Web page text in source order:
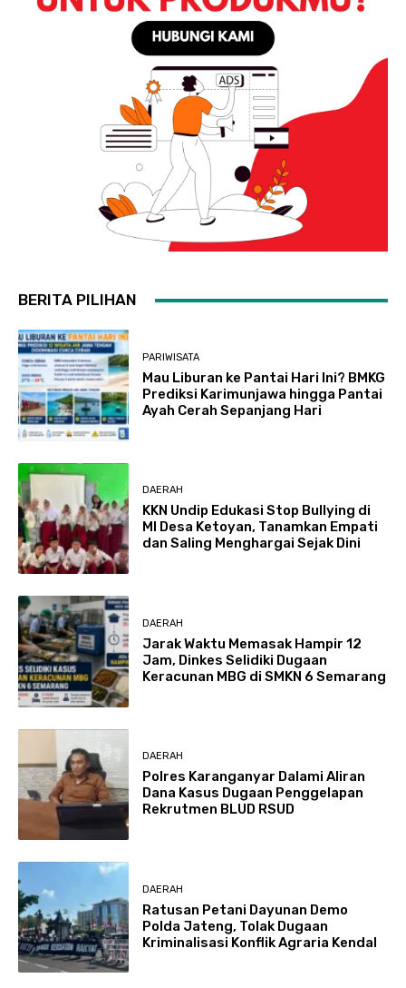
BERITA PILIHAN
PARIWISATA
Mau Liburan ke Pantai Hari Ini? BMKG
Prediksi Karimunjawa hingga Pantai
Ayah Cerah Sepanjang Hari
DAERAH
KKN Undip Edukasi Stop Bullying di
MI Desa Ketoyan, Tanamkan Empati
dan Saling Menghargai Sejak Dini
DAERAH
Jarak Waktu Memasak Hampir 12
Jam, Dinkes Selidiki Dugaan
Keracunan MBG di SMKN 6 Semarang
DAERAH
Polres Karanganyar Dalami Aliran
Dana Kasus Dugaan Penggelapan
Rekrutmen BLUD RSUD
DAERAH
Ratusan Petani Dayunan Demo
Polda Jateng, Tolak Dugaan
Kriminalisasi Konflik Agraria Kendal